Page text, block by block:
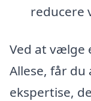
reducere
Ved at vælge
Allese, får
ekspertise,